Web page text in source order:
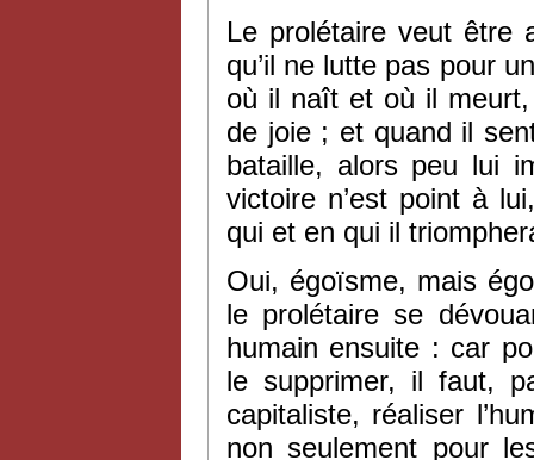
Le prolétaire veut être
qu’il ne lutte pas pour
où il naît et où il
de joie ; et quand il
bataille, alors peu lui
victoire n’est point à
qui et en qui il
Oui, égoïsme, mais
le prolétaire se
humain ensuite : car
le supprimer, il faut,
capitaliste, réaliser
non seulement pour